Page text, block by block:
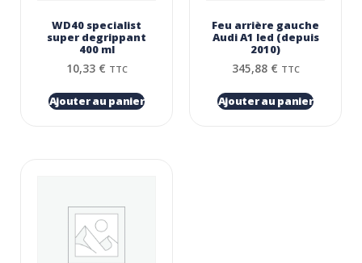
WD40 specialist
super degrippant
400 ml
10,33 € TTC
Ajouter au panier
Feu arrière gauche
Audi A1 led (depuis
2010)
345,88 € TTC
Ajouter au panier